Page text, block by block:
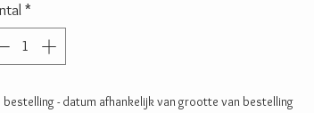
*
bestelling - datum afhankelijk van grootte van bestelling